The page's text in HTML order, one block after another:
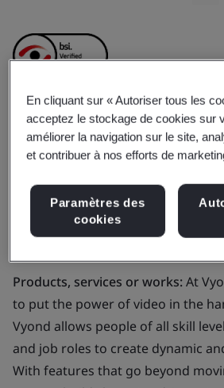
GoAnimate
Limited
Business scope:The provision of
Products, services or works:At
to put the power of video in the
Vyond allows people of all skill
and job roles to create dynamic
With features that go beyond
En cliquant sur « Autoriser tous les
acceptez le stockage de cookies sur
améliorer la navigation sur le site,
et contribuer à nos efforts de
Paramètres des
cookies